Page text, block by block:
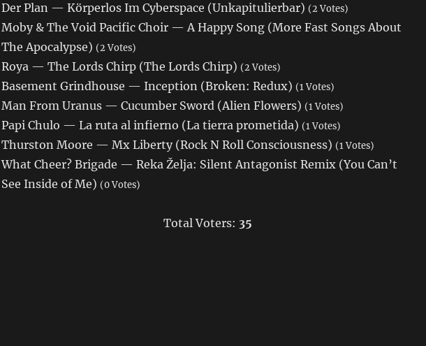
Der Plan — Körperlos Im Cyberspace (Unkapitulierbar) (2 Votes)
Moby & The Void Pacific Choir — A Happy Song (More Fast Songs About
The Apocalypse) (2 Votes)
Roya — The Lords Chirp (The Lords Chirp) (2 Votes)
Basement Grindhouse — Inception (Broken: Redux) (1 Votes)
Man From Uranus — Cucumber Sword (Alien Flowers) (1 Votes)
Papi Chulo — La ruta al infierno (La tierra prometida) (1 Votes)
Thurston Moore — Mx Liberty (Rock N Roll Consciousness) (1 Votes)
What Cheer? Brigade — Reka Želja: Silent Antagonist Remix (You Can’t
See Inside of Me) (0 Votes)
Total Voters: 35